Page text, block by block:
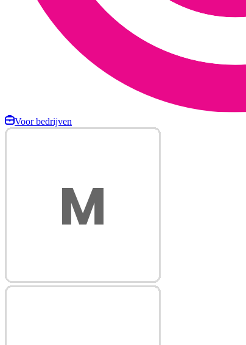
Voor bedrijven